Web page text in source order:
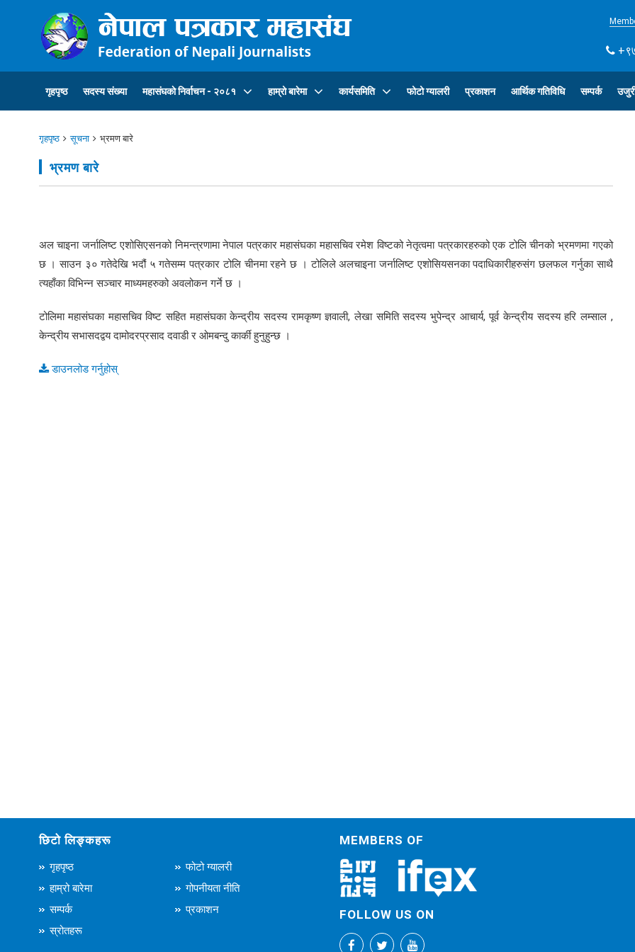
गृहपृष्ठ सदस्य संख्या महासंघकाे निर्वाचन - २०८१ हाम्रो बारेमा कार्यसमिति फोटो ग्यालरी प्रकाशन आर्थिक गतिविधि सम्पर्क
गृहपृष्ठ सूचना भ्रमण बारे
भ्रमण बारे
अल चाइना जर्नालिष्ट एशोसिएसनको निमन्त्रणामा नेपाल पत्रकार महासंघका महासचिव रमेश विष्टको नेतृत्वमा पत्रकारहरुको एक टोलि चीनको भ्रमणमा गएको
छ । साउन ३० गतेदेखि भदौं ५ गतेसम्म पत्रकार टोलि चीनमा रहने छ । टोलिले अलचाइना जर्नालिष्ट एशोसियसनका पदाधिकारीहरुसंग छलफल गर्नुका साथै
त्यहाँका विभिन्न सञ्चार माध्यमहरुको अवलोकन गर्ने छ ।
टोलिमा महासंघका महासचिव विष्ट सहित महासंघका केन्द्रीय सदस्य रामकृष्ण ज्ञवाली, लेखा समिति सदस्य भुपेन्द्र आचार्य, पूर्व केन्द्रीय सदस्य हरि लम्साल ,
केन्द्रीय सभासदद्वय दामोदरप्रसाद दवाडी र ओमबन्दु कार्की हुनुहुन्छ ।
डाउनलोड गर्नुहोस्
छिटो लिङ्कहरू
गृहपृष्ठ
फोटो ग्यालरी
हाम्रो बारेमा
गोपनीयता नीति
सम्पर्क
प्रकाशन
स्रोतहरू
MEMBERS OF
FOLLOW US ON